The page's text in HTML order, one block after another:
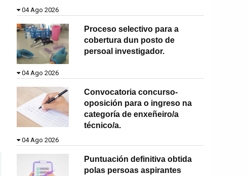
04 Ago 2026
Proceso selectivo para a
cobertura dun posto de
persoal investigador.
04 Ago 2026
Convocatoria concurso-
oposición para o ingreso na
categoría de enxeñeiro/a
técnico/a.
04 Ago 2026
Puntuación definitiva obtida
polas persoas aspirantes